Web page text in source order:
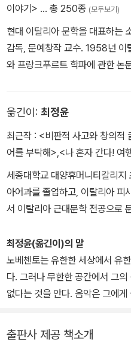
유는 아닐까 혼자 상상해봅니다.
자체로 시대를 이끄는 가장 격렬
다. 오늘날에도 여전히, 그리고
위대한 재즈의 탄생처럼 말이지요.
이야기> … 총 250종 (모두보기)
현대 이탈리아 문학을 대표하는
감독, 문예창작 교수. 1958년 이
와 프랑크푸르트 학파에 관한 논
서 음악평론가로, <라 스탐파>에
사유와 음악에 대한 식견을 결합
충격을 던졌다. 1991년 출간한 첫
외국문학상을 받으면서 앞서 수
의 계보를 잇는, 프랑스 독자들
했다. 1993년 두 번째 소설 《오
트 작가’가 된다. 같은 해 TV에서
행을 맡았는데, 방송 다음 날이
고 서점으로 달려가곤 했다. 베
로 결심한 바리코는 1996년 세
단》은 동명의 영화로도 제작되
옮긴이: 최정윤
최근작 : <비판적 사고와 창의적
어를 부탁해> <나 혼자 간다! 여
세종대학교 대양휴머니티칼리지 초빙교수 한국외국
아어과를 졸업하고, 이탈리아
서 이탈리아 근대문학 전공으로 문학
대 표 저술로 『내게는 특별한 이
『노베첸토』(2018), 『물이 깊은
등이 있다.
최정윤(옮긴이)의 말
노베첸토는 유한한 세상에서 유
다. 그러나 무한한 공간에서 그
없다는 것을 안다. 음악은 그에
구가 아닌 삶의 이유이다. 음악
다. 음악을 통해 가보지 못한 곳
출판사 제공 책소개